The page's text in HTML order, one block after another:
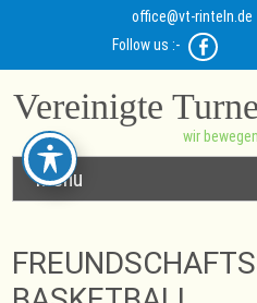
office@vt-rinteln.de
Follow us :-
Vereinigte
wir
Menu